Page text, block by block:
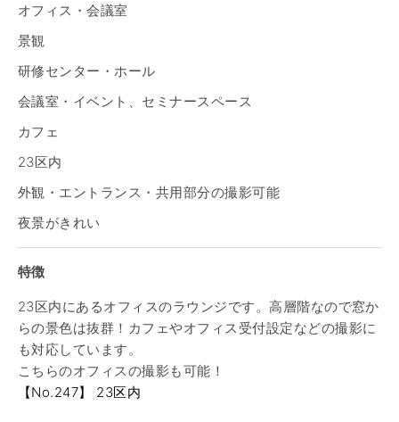
オフィス・会議室
景観
研修センター・ホール
会議室・イベント、セミナースペース
カフェ
23区内
外観・エントランス・共用部分の撮影可能
夜景がきれい
特徴
23区内にあるオフィスのラウンジです。高層階なので窓か
らの景色は抜群！カフェやオフィス受付設定などの撮影に
も対応しています。
こちらのオフィスの撮影も可能！
【No.247】 23区内